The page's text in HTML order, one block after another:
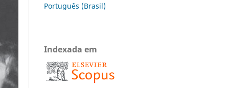
Português (Brasil)
Indexada em